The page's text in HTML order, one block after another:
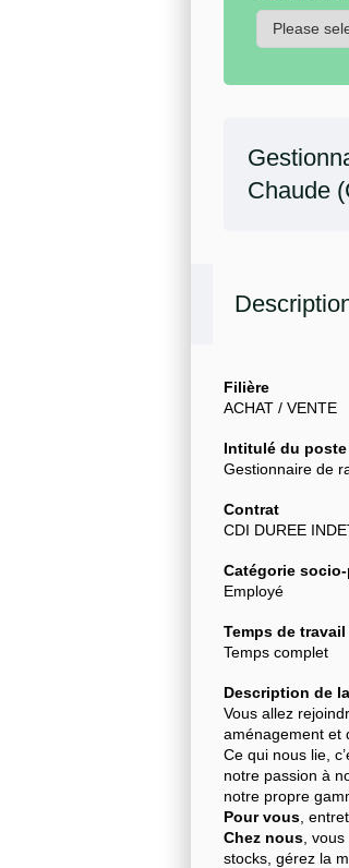
Chaude
Filière
ACHAT / VENTE
Intitulé du poste
Gestionnaire de
Contrat
CDI DUREE
Catégorie
Employé
Temps de travail
Temps complet
Description de
Vous allez
aménagement et
Ce qui nous lie,
notre passion à
notre propre
Pour vous ,
Chez nous ,
stocks, gérez la